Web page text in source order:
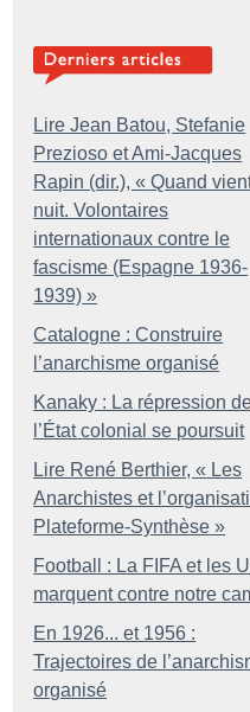
Lire Jean Batou, Stefanie
Prezioso et Ami-Jacques
Rapin (dir.), « Quand
nuit. Volontaires
internationaux contre le
fascisme (Espagne 1936-
1939) »
Catalogne : Construire
l’anarchisme organisé
Kanaky : La répression
l’État colonial se poursuit
Lire René Berthier, « Les
Anarchistes et
Plateforme-Synthèse »
Football : La FIFA et les
marquent contre notre
En 1926... et 1956 :
Trajectoires de
organisé